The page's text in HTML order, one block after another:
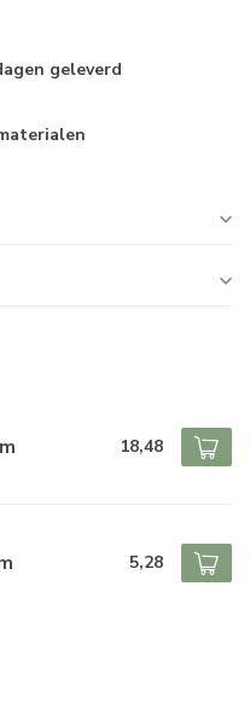
geleverd
18,48
5,28